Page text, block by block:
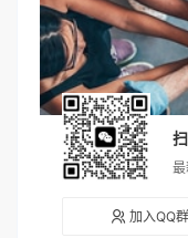
加入QQ群